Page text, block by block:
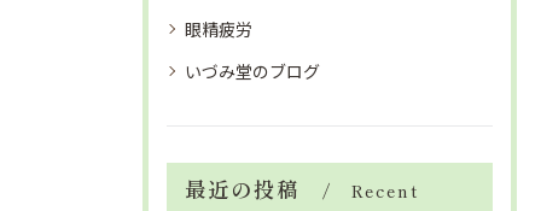
眼精疲労
いづみ堂のブログ
最近の投稿
Recent